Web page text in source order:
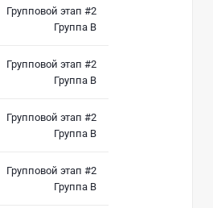
Групповой этап #2
Группа B
Групповой этап #2
Группа B
Групповой этап #2
Группа B
Групповой этап #2
Группа B